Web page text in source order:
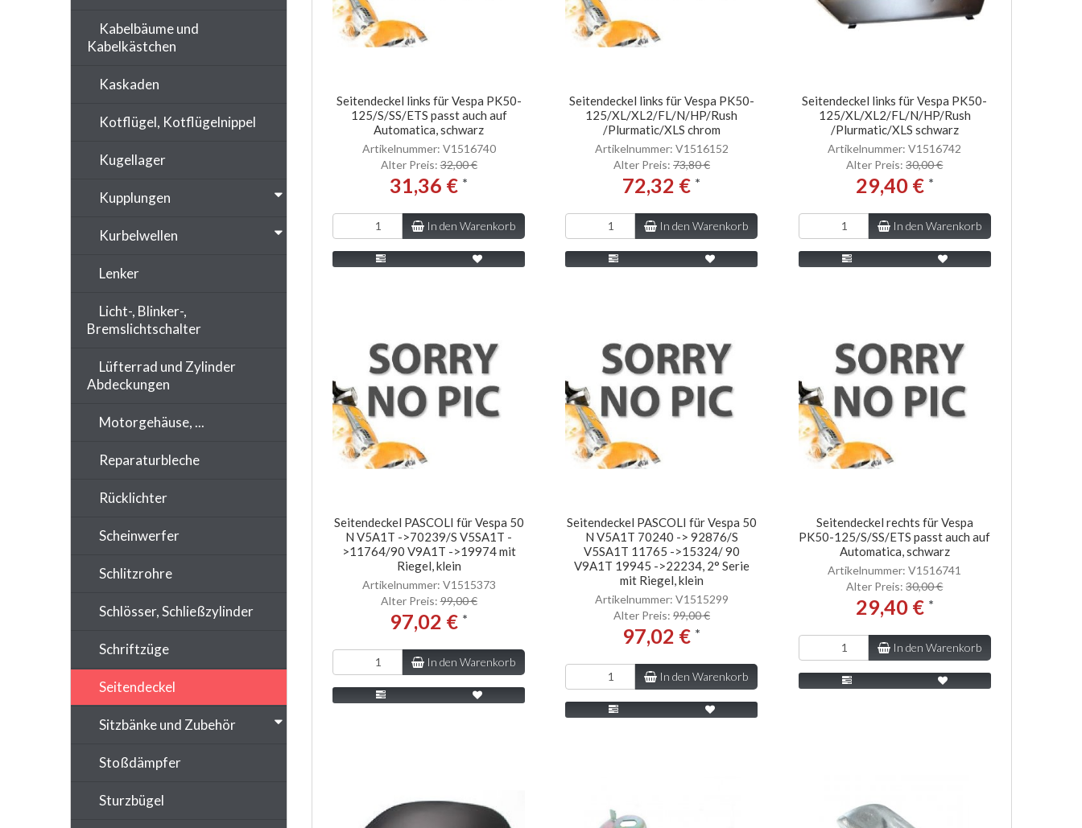
Seitendeckel links für Vespa PK50-
125/S/SS/ETS passt auch auf
Automatica, schwarz
Artikelnummer: V1516740
Alter Preis:32,00 €
31,36 € *
In den Warenkorb
Seitendeckel links für Vespa PK50-
125/XL/XL2/FL/N/HP/Rush
/Plurmatic/XLS chrom
Artikelnummer: V1516152
Alter Preis: 73,80 €
72,32 € *
In den Warenkorb
Seitendeckel links für Vespa PK50-
125/XL/XL2/FL/N/HP/Rush
/Plurmatic/XLS schwarz
Artikelnummer: V1516742
Alter Preis:30,00 €
29,40 € *
In den Warenkorb
Seitendeckel PASCOLI für Vespa 50
N V5A1T ->70239/S V5SA1T -
>11764/90 V9A1T ->19974 mit
Riegel, klein
Artikelnummer: V1515373
Alter Preis:99,00 €
97,02 € *
In den Warenkorb
Seitendeckel PASCOLI für Vespa 50
N V5A1T 70240 -> 92876/S
V5SA1T 11765 ->15324/ 90
V9A1T 19945 ->22234, 2° Serie
mit Riegel, klein
Artikelnummer: V1515299
Alter Preis: 99,00 €
97,02 € *
In den Warenkorb
Seitendeckel rechts für Vespa
PK50-125/S/SS/ETS passt auch auf
Automatica, schwarz
Artikelnummer: V1516741
Alter Preis:30,00 €
29,40 € *
In den Warenkorb
Kabelbäume und
Kabelkästchen
Kaskaden
Kotflügel, Kotflügelnippel
Kugellager
Kupplungen
Kurbelwellen
Lenker
Licht-, Blinker-,
Bremslichtschalter
Lüfterrad und Zylinder
Abdeckungen
Motorgehäuse, ...
Reparaturbleche
Rücklichter
Scheinwerfer
Schlitzrohre
Schlösser, Schließzylinder
Schriftzüge
Seitendeckel
Sitzbänke und Zubehör
Stoßdämpfer
Sturzbügel